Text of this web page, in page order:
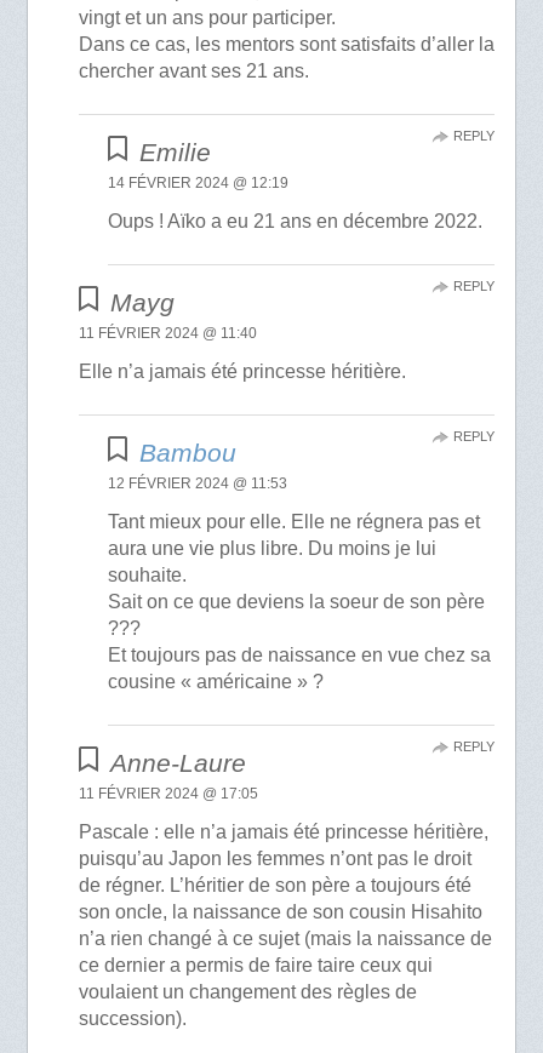
vingt et un ans pour participer.
Dans ce cas, les mentors sont satisfaits d’aller la
chercher avant ses 21 ans.
Emilie
14 FÉVRIER 2024 @ 12:19
Oups ! Aïko a eu 21 ans en décembre 2022.
REPLY
Mayg
11 FÉVRIER 2024 @ 11:40
Elle n’a jamais été princesse héritière.
REPLY
Bambou
12 FÉVRIER 2024 @ 11:53
Tant mieux pour elle. Elle ne régnera pas et
aura une vie plus libre. Du moins je lui
souhaite.
Sait on ce que deviens la soeur de son père
???
Et toujours pas de naissance en vue chez sa
cousine « américaine » ?
REPLY
Anne-Laure
11 FÉVRIER 2024 @ 17:05
Pascale : elle n’a jamais été princesse héritière,
puisqu’au Japon les femmes n’ont pas le droit
de régner. L’héritier de son père a toujours été
son oncle, la naissance de son cousin Hisahito
n’a rien changé à ce sujet (mais la naissance de
ce dernier a permis de faire taire ceux qui
voulaient un changement des règles de
succession).
REPLY